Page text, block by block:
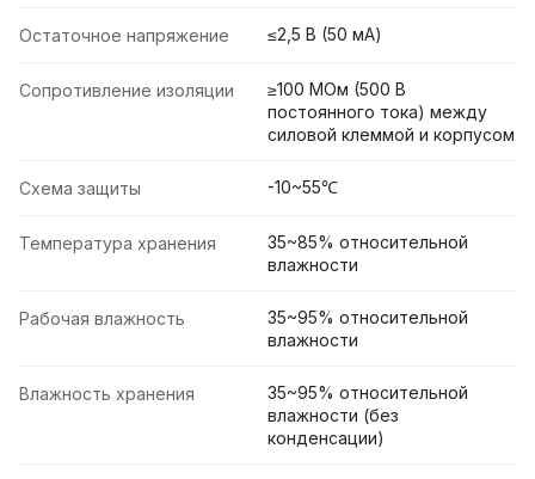
Остаточное напряжение ≤2,5 В (50 мА)
Сопротивление изоляции
≥100 МОм (500 В
постоянного тока) между
силовой клеммой и корпусом
Схема защиты -10~55℃
Температура хранения
35~85% относительной
влажности
Рабочая влажность
35~95% относительной
влажности
Влажность хранения
35~95% относительной
влажности (без
конденсации)